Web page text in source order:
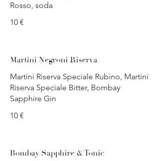
Rosso, soda
10 €
Martini Negroni Riserva
Martini Riserva Speciale Rubino, Martini
Riserva Speciale Bitter, Bombay
Sapphire Gin
10 €
Bombay Sapphire & Tonic